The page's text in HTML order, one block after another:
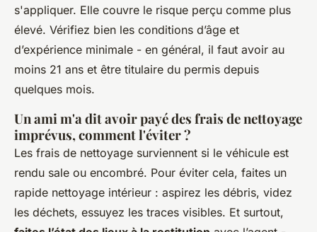
s'appliquer. Elle couvre le risque perçu comme plus
élevé. Vérifiez bien les conditions d’âge et
d’expérience minimale - en général, il faut avoir au
moins 21 ans et être titulaire du permis depuis
quelques mois.
Un ami m'a dit avoir payé des frais de nettoyage
imprévus, comment l'éviter ?
Les frais de nettoyage surviennent si le véhicule est
rendu sale ou encombré. Pour éviter cela, faites un
rapide nettoyage intérieur : aspirez les débris, videz
les déchets, essuyez les traces visibles. Et surtout,